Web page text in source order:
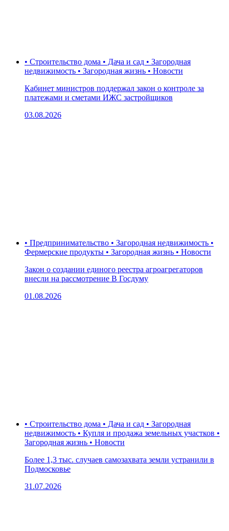
• Строительство дома • Дача и сад • Загородная
недвижимость • Загородная жизнь • Новости
Кабинет министров поддержал закон о контроле за
платежами и сметами ИЖС застройщиков
03.08.2026
• Предпринимательство • Загородная недвижимость •
Фермерские продукты • Загородная жизнь • Новости
Закон о создании единого реестра агроагрегаторов
внесли на рассмотрение В Госдуму
01.08.2026
• Строительство дома • Дача и сад • Загородная
недвижимость • Купля и продажа земельных участков •
Загородная жизнь • Новости
Более 1,3 тыс. случаев самозахвата земли устранили в
Подмосковье
31.07.2026